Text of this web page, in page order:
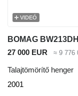
VIDEÓ
BOMAG
27 000 EUR
≈ 9 776
Talajtömörítő henger
2001